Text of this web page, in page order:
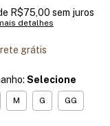
R$75,00 sem juros
detalhes
grátis
Selecione
M G GG